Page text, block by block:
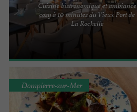
Cuisine bistronomique et ambiance
cosy à 10 minutes du Vieux Port de
La Rochelle
UNE ESCAPADE DÉTENTE AU NOVOTEL LA
ROCHELLE CENTRE Hôtel de Charme à la
Dompierre-sur-Mer